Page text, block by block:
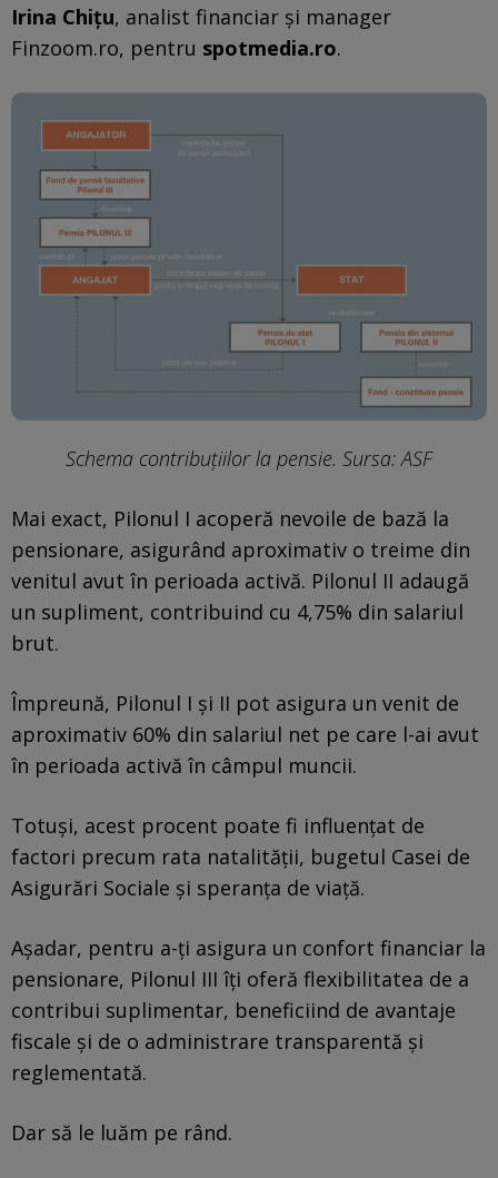
Irina Chițu, analist financiar și manager
Finzoom.ro, pentru spotmedia.ro.
Schema contribuțiilor la pensie. Sursa: ASF
Mai exact, Pilonul I acoperă nevoile de bază la
pensionare, asigurând aproximativ o treime din
venitul avut în perioada activă. Pilonul II adaugă
un supliment, contribuind cu 4,75% din salariul
brut.
Împreună, Pilonul I și II pot asigura un venit de
aproximativ 60% din salariul net pe care l-ai avut
în perioada activă în câmpul muncii.
Totuși, acest procent poate fi influențat de
factori precum rata natalității, bugetul Casei de
Asigurări Sociale și speranța de viață.
Așadar, pentru a-ți asigura un confort financiar la
pensionare, Pilonul III îți oferă flexibilitatea de a
contribui suplimentar, beneficiind de avantaje
fiscale și de o administrare transparentă și
reglementată.
Dar să le luăm pe rând.